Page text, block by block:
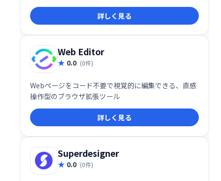
詳しく見る
Web Editor
0.0 (0件)
Webページをコード不要で視覚的に編集できる、直感
操作型のブラウザ拡張ツール
詳しく見る
Superdesigner
0.0 (0件)